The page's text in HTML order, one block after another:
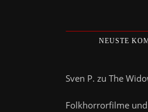
NEUSTE
Sven P. zu The
Folkhorrorfilme